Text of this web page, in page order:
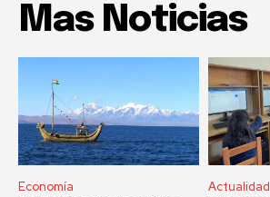
Mas Noticias
Economía Actualidad